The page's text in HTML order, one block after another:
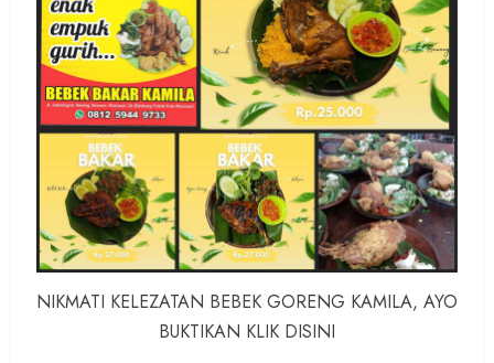
NIKMATI KELEZATAN BEBEK GORENG KAMILA, AYO
BUKTIKAN KLIK DISINI